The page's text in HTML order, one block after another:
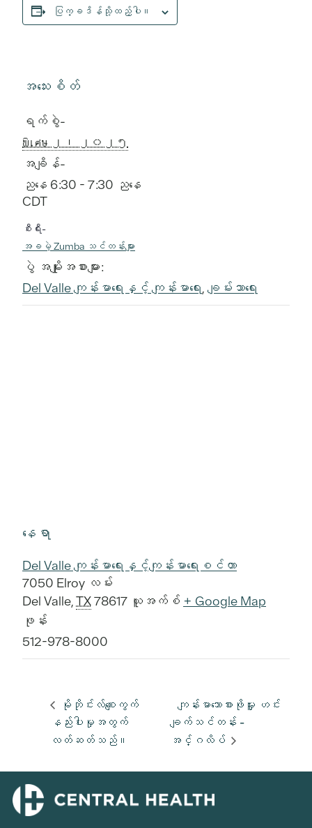
ပြက္ခဒိန်သို့ထည့်ပါ။
အသေးစိတ်
ရက်စွဲ-
พิเศษ ၂၊ ၂၀၂၅
အချိန်-
ညနေ 6:30 - 7:30 ညနေ
CDT
စီးရီး-
အခမဲ့ Zumba သင်တန်းများ
ပွဲ အမျိုးအစားများ:
Del Valle ကျန်းမာရေးနှင့် ကျန်းမာရေး, ချမ်းသာရေး
နေရာ
Del Valle ကျန်းမာရေးနှင့်ကျန်းမာရေးစင်တာ
7050 Elroy လမ်း
Del Valle,TX78617 ယူအက်စ် + Google Map
ဖုန်း
512-978-8000
မိုဘိုင်းလ်စျေးကွက်
နည်းပါးမှုအတွက်
လတ်ဆတ်သည်။
ကျန်းမာသောစားဖိုမှူး ဟင်း
ချက်သင်တန်း -
အင်္ဂလိပ်